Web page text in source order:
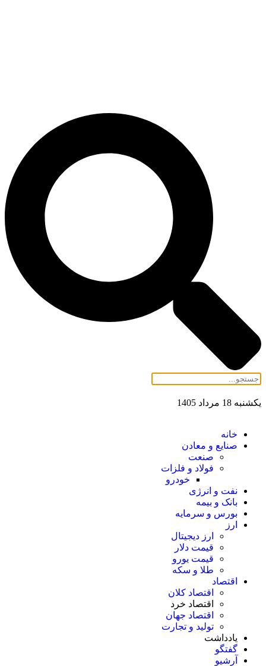
یکشنبه 18 مرداد 1405
خانه
صنایع و معادن
صنعت
فولاد و فلزات
خودرو
نفت و انرژی
بانک و بیمه
بورس و سرمایه
ارز
ارز دیجیتال
قیمت دلار
قیمت یورو
طلا و سکه
اقتصاد
اقتصاد کلان
اقتصاد خرد
اقتصاد جهان
تولید و تجارت
یادداشت
گفتگو
آرشیو